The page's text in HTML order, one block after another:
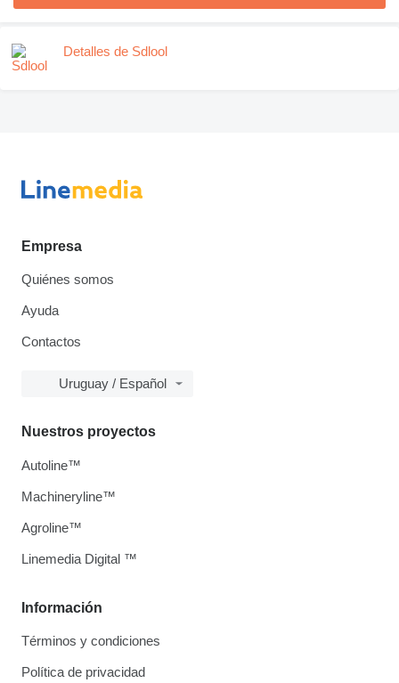
Detalles de Sdlool
Empresa
Quiénes somos
Ayuda
Contactos
Uruguay / Español
Información
Términos y condiciones
Política de privacidad
Nuestros proyectos
Autoline™
Machineryline™
Agroline™
Linemedia Digital ™